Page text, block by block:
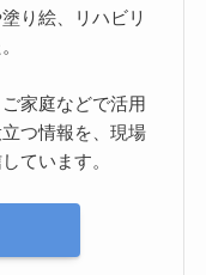
り絵、リハビリ
家庭などで活用
つ情報を、現場
ています。